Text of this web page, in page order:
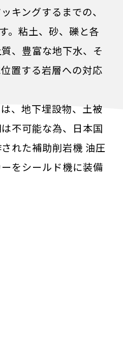
キングするまでの、
。粘土、砂、礫と各
、豊富な地下水、そ
置する岩層への対応
、地下埋設物、土被
不可能な為、日本国
れた補助削岩機 油圧
をシールド機に装備